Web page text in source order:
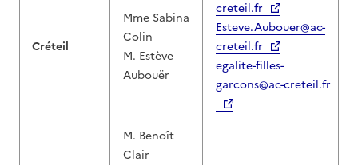
Créteil
Mme Sabina
Colin
M. Estève
Aubouër
creteil.fr
Esteve.Aubouer@ac-
creteil.fr
egalite-filles-
garcons@ac-creteil.fr
M. Benoît
Clair